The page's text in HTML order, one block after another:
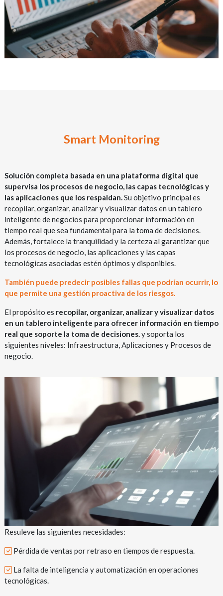
Smart Monitoring
Solución completa basada en una plataforma digital que
supervisa los procesos de negocio, las capas tecnológicas y
las aplicaciones que los respaldan.Su objetivo principal es
recopilar, organizar, analizar y visualizar datos en un tablero
inteligente de negocios para proporcionar información en
tiempo real que sea fundamental para la toma de decisiones.
Además, fortalece la tranquilidad y la certeza al garantizar que
los procesos de negocio, las aplicaciones y las capas
tecnológicas asociadas estén óptimos y disponibles.
También puede predecir posibles fallas que podrían ocurrir, lo
que permite una gestión proactiva de los riesgos.
El propósito es recopilar, organizar, analizar y visualizar datos
en un tablero inteligente para ofrecer información en tiempo
real que soporte la toma de decisiones.y soporta los
siguientes niveles: Infraestructura, Aplicaciones y Procesos de
negocio.
Resuleve las siguientes necesidades:
Pérdida de ventas por retraso en tiempos de respuesta.
La falta de inteligencia y automatización en operaciones
tecnológicas.